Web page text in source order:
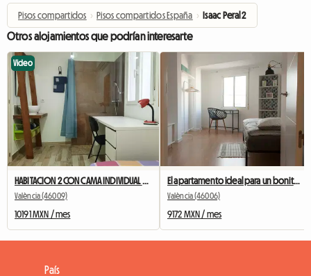
Pisos compartidos › Pisos compartidos España › Isaac Peral 2
Otros alojamientos que podrían interesarte
Video
València (46009)
10191 MXN / mes
El apartamento ideal para un bonito piso compartido
València (46006)
9172 MXN / mes
País